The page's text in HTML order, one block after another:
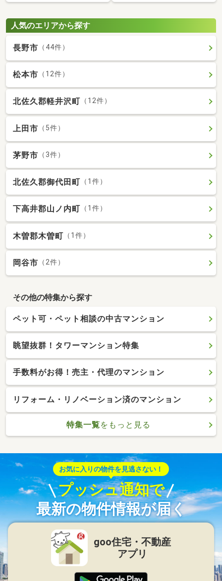
人気のエリアから探す
長野市 （44件）
松本市 （12件）
北佐久郡軽井沢町 （12件）
上田市 （5件）
茅野市 （3件）
北佐久郡御代田町 （1件）
下高井郡山ノ内町 （1件）
木曽郡木曽町 （1件）
岡谷市 （2件）
その他の特集から探す
ペット可・ペット相談の中古マンション
眺望抜群！タワーマンション特集
手数料がお得！売主・代理のマンション
リフォーム・リノベーション済のマンション
特集一覧をもっと見る
お気に入りの物件を見逃さない！
プッシュ通知で
最新の物件情報が届く
goo住宅・不動産
アプリ